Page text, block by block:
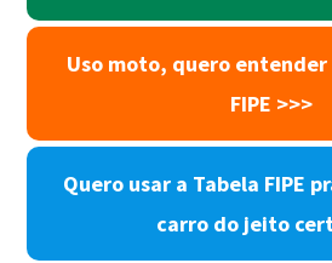
Uso moto, quero
FIPE >>>
Quero usar a Tabela FIPE
carro do jeito